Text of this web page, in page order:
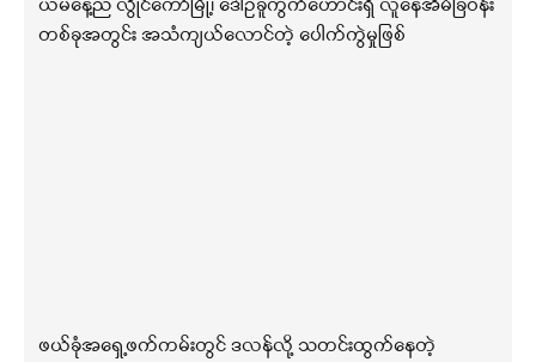
ယမနေ့ည လွိုင်ကော်မြို့၊ ဒေါဥခူကွက်ဟောင်းရှိ လူနေအိမ်ခြံဝန်း
တစ်ခုအတွင်း အသံကျယ်လောင်တဲ့ ပေါက်ကွဲမှုဖြစ်
ဖယ်ခုံအရှေ့ဖက်ကမ်းတွင် ဒလန်လို့ သတင်းထွက်နေတဲ့